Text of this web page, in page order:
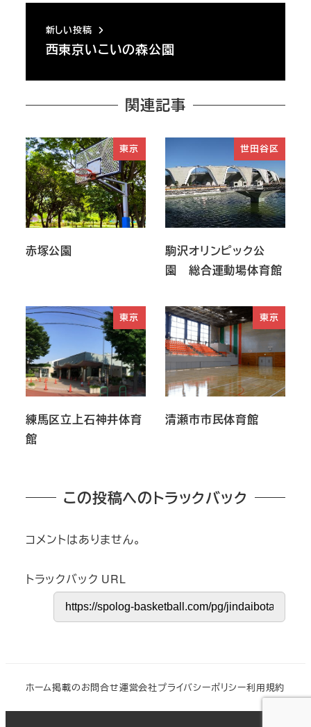
新しい投稿
西東京いこいの森公園
関連記事
東京
赤塚公園
世田谷区
駒沢オリンピック公
園 総合運動場体育館
東京
練馬区立上石神井体育
館
東京
清瀬市市民体育館
この投稿へのトラックバック
コメントはありません。
トラックバック URL
ホーム掲載のお問合せ運営会社プライバシーポリシー利用規約